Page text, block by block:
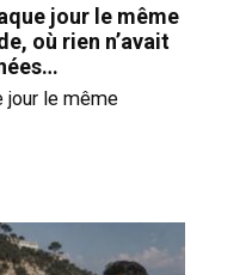
jour le même
où rien n’avait
jour le même